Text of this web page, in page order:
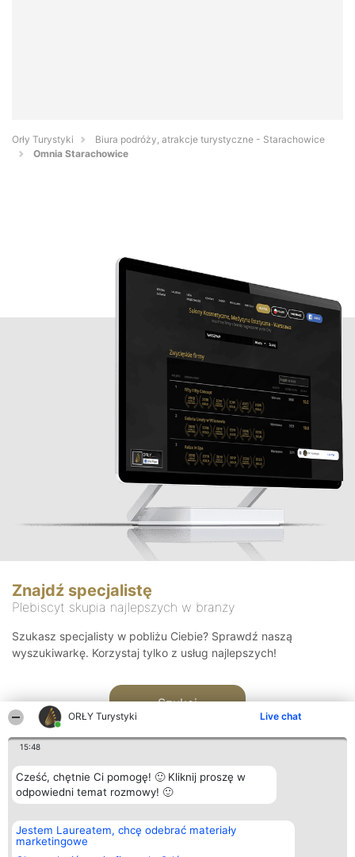
ORŁY Turystyki Live chat
15:48
Cześć, chętnie Ci pomogę! 🙂 Kliknij proszę w
odpowiedni temat rozmowy! 🙂
Jestem Laureatem, chcę odebrać materiały
marketingowe
Orły Turystyki
Biura podróży, atrakcje turystyczne - Starachowice
Omnia Starachowice
Znajdź specjalistę
Plebiscyt skupia najlepszych w branży
Szukasz specjalisty w pobliżu Ciebie? Sprawdź naszą
wyszukiwarkę. Korzystaj tylko z usług najlepszych!
Szukaj
Organizator plebiscytu
Bright Side Solutions sp. z o.
o. sp. k.
ul. Ruska 22
Plebiscyt
Laureaci
wszystkich
Kontakt
Kontakt